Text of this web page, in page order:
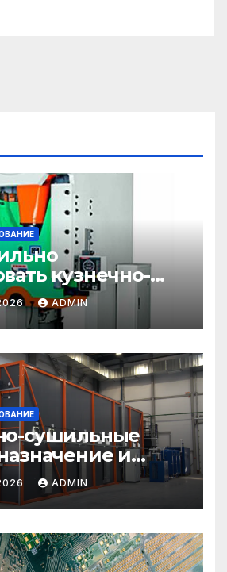
кузнечно-
оборудование
ADMIN
сушильные
и
ADMIN